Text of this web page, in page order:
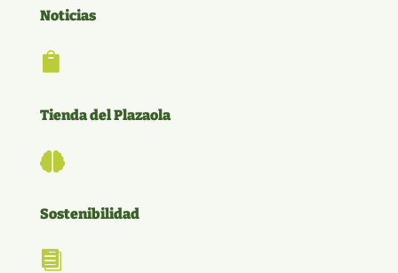
Noticias

Tienda del Plazaola

Sostenibilidad
